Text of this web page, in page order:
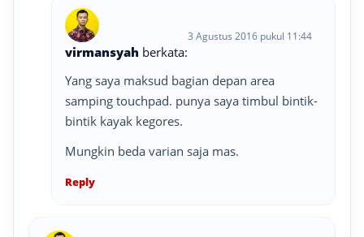
virmansyah berkata:
3 Agustus 2016 pukul 11:44
Yang saya maksud bagian depan area
samping touchpad. punya saya timbul bintik-
bintik kayak kegores.
Mungkin beda varian saja mas.
Reply